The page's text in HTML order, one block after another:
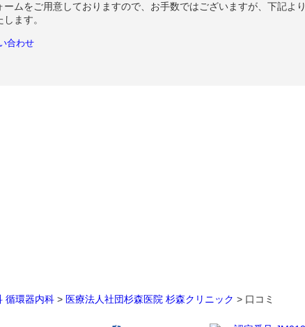
ムをご用意しておりますので、お手数ではございますが、下記より
ます。
合わせ
循環器内科 > 医療法人社団杉森医院 杉森クリニック > 口コミ